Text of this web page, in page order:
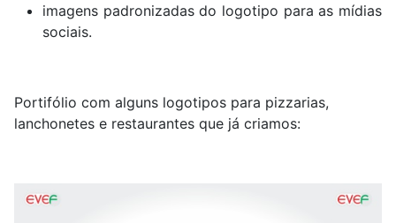
imagens padronizadas do logotipo para as mídias
sociais.
Portifólio com alguns logotipos para pizzarias,
lanchonetes e restaurantes que já criamos: